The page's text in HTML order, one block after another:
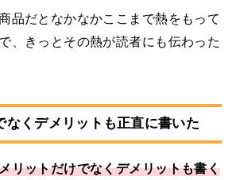
品だとなかなかここまで熱をもって
、きっとその熱が読者にも伝わった
くデメリットも正直に書いた
リットだけでなくデメリットも書く